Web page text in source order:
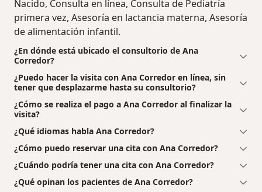
Nacido, Consulta en línea, Consulta de Pediatría
primera vez, Asesoría en lactancia materna, Asesoría
de alimentación infantil.
¿En dónde está ubicado el consultorio de Ana
Corredor?
¿Puedo hacer la visita con Ana Corredor en línea, sin
tener que desplazarme hasta su consultorio?
¿Cómo se realiza el pago a Ana Corredor al finalizar la
visita?
¿Qué idiomas habla Ana Corredor?
¿Cómo puedo reservar una cita con Ana Corredor?
¿Cuándo podría tener una cita con Ana Corredor?
¿Qué opinan los pacientes de Ana Corredor?